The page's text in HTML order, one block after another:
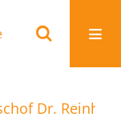
Dr.